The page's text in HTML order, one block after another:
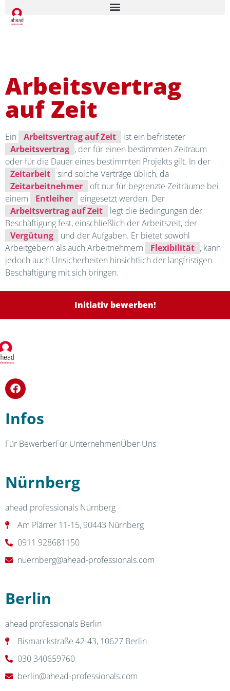
Arbeitsvertrag
auf Zeit
Ein Arbeitsvertrag auf Zeit
ist ein befristeter
Arbeitsvertrag , der für einen bestimmten Zeitraum
oder für die Dauer eines bestimmten Projekts gilt. In der
Zeitarbeit
sind solche Verträge üblich, da
Zeitarbeitnehmer
oft nur für begrenzte Zeiträume bei
einem
Entleiher
eingesetzt werden. Der
Arbeitsvertrag auf Zeit
legt die Bedingungen der
Beschäftigung fest, einschließlich der Arbeitszeit, der
Vergütung
und der Aufgaben. Er bietet sowohl
Arbeitgebern als auch Arbeitnehmern
Flexibilität , kann
jedoch auch Unsicherheiten hinsichtlich der langfristigen
Beschäftigung mit sich bringen.
Initiativ bewerben!
Infos
Für BewerberFür UnternehmenÜber Uns
Nürnberg
ahead professionals Nürnberg
Am Plärrer 11-15, 90443 Nürnberg
0911 928681150
nuernberg@ahead-professionals.com
Berlin
ahead professionals Berlin
Bismarckstraße 42-43, 10627 Berlin
030 340659760
berlin@ahead-professionals.com